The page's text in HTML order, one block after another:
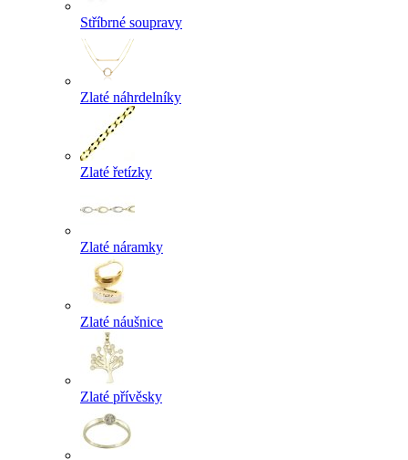
Stříbrné soupravy
Zlaté náhrdelníky
Zlaté řetízky
Zlaté náramky
Zlaté náušnice
Zlaté přívěsky